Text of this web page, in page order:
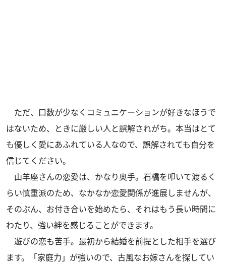
ただ、口数が少なくコミュニケーションが好きなほうで
はないため、ときに厳しい人と誤解されがち。本当はとて
も優しく愛にあふれている人なので、誤解されても自分を
信じてください。
山羊座さんの恋愛は、かなり奥手。石橋を叩いて渡るく
らい慎重派のため、なかなか恋愛関係が進展しませんが、
そのぶん、お付き合いを始めたら、それはもう長い時間に
わたり、強い絆を感じることができます。
遊びの恋も苦手。最初から結婚を前提とした相手を選び
ます。「家庭力」が強いので、古風なお嫁さんを探してい